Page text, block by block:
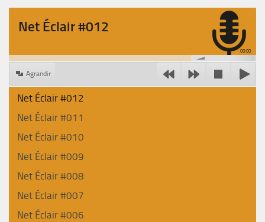
Net Éclair #012
00:00
Agrandir
Net Éclair #012
Net Éclair #011
Net Éclair #010
Net Éclair #009
Net Éclair #008
Net Éclair #007
Net Éclair #006